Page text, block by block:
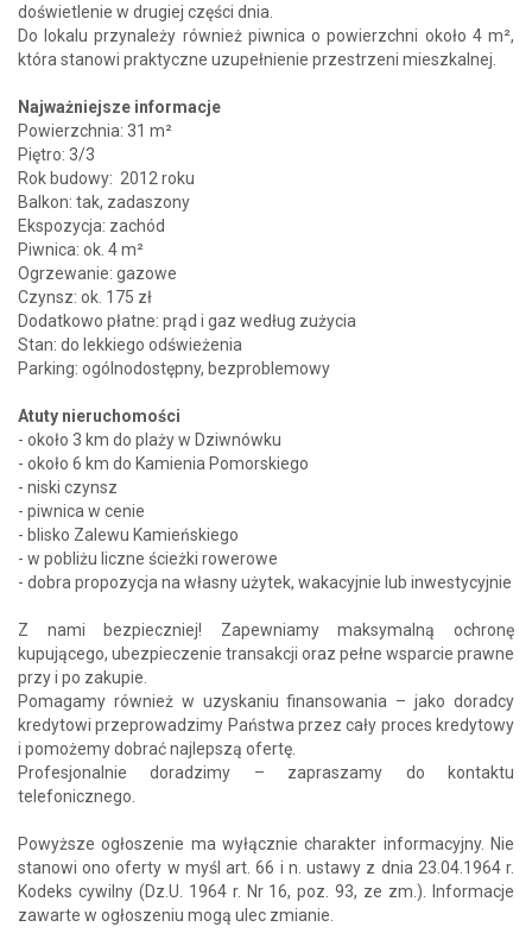
doświetlenie w drugiej części dnia.
Do lokalu przynależy również piwnica o powierzchni około 4 m²,
która stanowi praktyczne uzupełnienie przestrzeni mieszkalnej.
Najważniejsze informacje
Powierzchnia: 31 m²
Piętro: 3/3
Rok budowy: 2012 roku
Balkon: tak, zadaszony
Ekspozycja: zachód
Piwnica: ok. 4 m²
Ogrzewanie: gazowe
Czynsz: ok. 175 zł
Dodatkowo płatne: prąd i gaz według zużycia
Stan: do lekkiego odświeżenia
Parking: ogólnodostępny, bezproblemowy
Atuty nieruchomości
- około 3 km do plaży w Dziwnówku
- około 6 km do Kamienia Pomorskiego
- niski czynsz
- piwnica w cenie
- blisko Zalewu Kamieńskiego
- w pobliżu liczne ścieżki rowerowe
- dobra propozycja na własny użytek, wakacyjnie lub inwestycyjnie
Z nami bezpieczniej! Zapewniamy maksymalną ochronę
kupującego, ubezpieczenie transakcji oraz pełne wsparcie prawne
przy i po zakupie.
Pomagamy również w uzyskaniu finansowania – jako doradcy
kredytowi przeprowadzimy Państwa przez cały proces kredytowy
i pomożemy dobrać najlepszą ofertę.
Profesjonalnie doradzimy – zapraszamy do kontaktu
telefonicznego.
Powyższe ogłoszenie ma wyłącznie charakter informacyjny. Nie
stanowi ono oferty w myśl art. 66 i n. ustawy z dnia 23.04.1964 r.
Kodeks cywilny (Dz.U. 1964 r. Nr 16, poz. 93, ze zm.). Informacje
zawarte w ogłoszeniu mogą ulec zmianie.